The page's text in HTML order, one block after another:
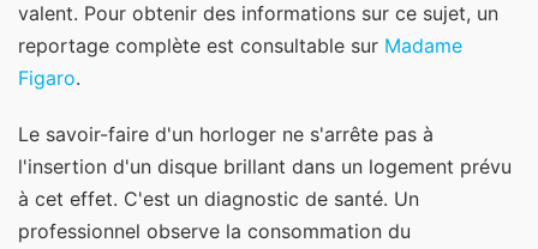
valent. Pour obtenir des informations sur ce sujet, un
reportage complète est consultable sur Madame
Figaro.
Le savoir-faire d'un horloger ne s'arrête pas à
l'insertion d'un disque brillant dans un logement prévu
à cet effet. C'est un diagnostic de santé. Un
professionnel observe la consommation du